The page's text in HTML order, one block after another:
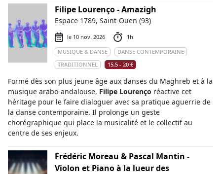
Filipe Lourenço - Amazigh
Espace 1789, Saint-Ouen (93)
le 10 nov. 2026
1h
MUSIQUE & DANSE
DANSE CONTEMPORAINE
TRADITIONNEL
15,5 - 20 €
Formé dès son plus jeune âge aux danses du Maghreb et à la
musique arabo-andalouse, Filipe Lourenço réactive cet
héritage pour le faire dialoguer avec sa pratique aguerrie de
la danse contemporaine. Il prolonge un geste
chorégraphique qui place la musicalité et le collectif au
centre de ses enjeux.
Frédéric Moreau & Pascal Mantin -
Violon et Piano à la lueur des